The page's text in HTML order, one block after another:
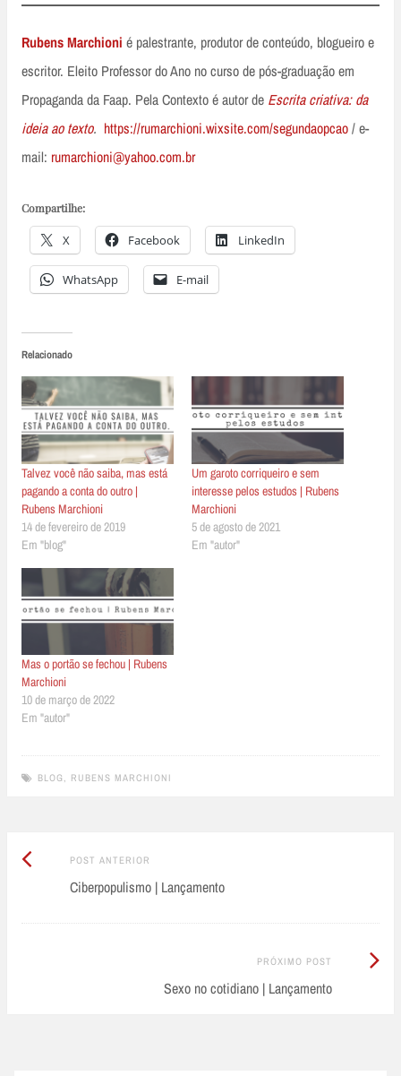
Rubens Marchioni é palestrante, produtor de conteúdo, blogueiro e
escritor. Eleito Professor do Ano no curso de pós-graduação em
Propaganda da Faap. Pela Contexto é autor de Escrita criativa: da
ideia ao texto. https://rumarchioni.wixsite.com/segundaopcao/ e-
mail: rumarchioni@yahoo.com.br
Compartilhe:
X Facebook LinkedIn
WhatsApp E-mail
Relacionado
Talvez você não saiba, mas está
pagando a conta do outro |
Rubens Marchioni
14 de fevereiro de 2019
Em "blog"
Um garoto corriqueiro e sem
interesse pelos estudos | Rubens
Marchioni
5 de agosto de 2021
Em "autor"
Mas o portão se fechou | Rubens
Marchioni
10 de março de 2022
Em "autor"
BLOG , RUBENS MARCHIONI
Post
navigation
POST ANTERIOR
Anterior:
Ciberpopulismo | Lançamento
PRÓXIMO POST
Sexo no cotidiano | Lançamento
Próximo